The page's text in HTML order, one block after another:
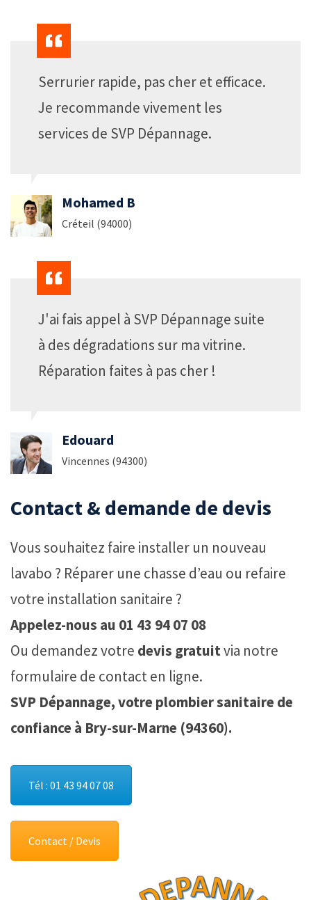
Serrurier rapide, pas cher et efficace.
Je recommande vivement les
services de SVP Dépannage.
Mohamed B
Créteil (94000)
J'ai fais appel à SVP Dépannage suite
à des dégradations sur ma vitrine.
Réparation faites à pas cher !
Edouard
Vincennes (94300)
Contact & demande de devis
Vous souhaitez faire installer un nouveau
lavabo ? Réparer une chasse d’eau ou refaire
votre installation sanitaire ?
Appelez-nous au 01 43 94 07 08
Ou demandez votre devis gratuitvia notre
formulaire de contact en ligne.
SVP Dépannage, votre plombier sanitaire de
confiance à Bry-sur-Marne (94360).
Tél : 01 43 94 07 08
Contact / Devis